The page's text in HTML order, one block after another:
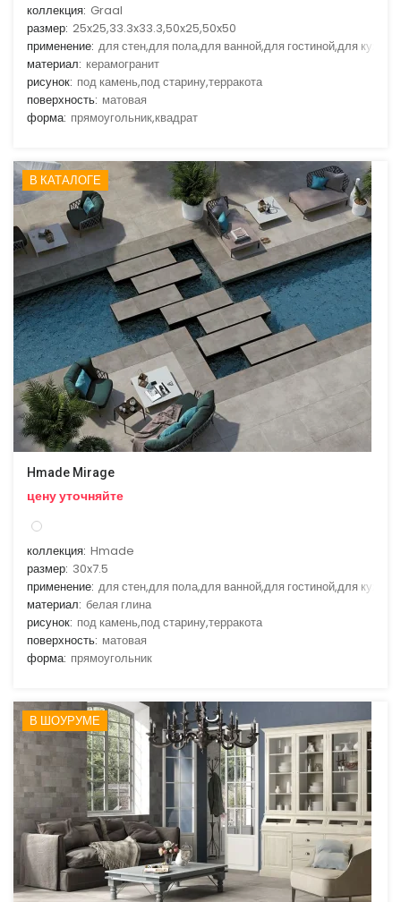
коллекция: Graal
размер: 25x25,33.3x33.3,50x25,50x50
применение: для стен,для пола,для ванной,для гостиной,для кухни
материал: керамогранит
рисунок: под камень,под старину,терракота
поверхность: матовая
форма: прямоугольник,квадрат
В КАТАЛОГЕ
Hmade Mirage
цену уточняйте
коллекция: Hmade
размер: 30x7.5
применение: для стен,для пола,для ванной,для гостиной,для кухни
материал: белая глина
рисунок: под камень,под старину,терракота
поверхность: матовая
форма: прямоугольник
В ШОУРУМЕ